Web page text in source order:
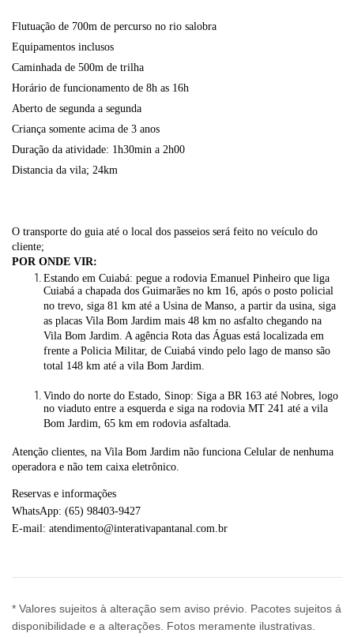
Flutuação de 700m de percurso no rio salobra
Equipamentos inclusos
Caminhada de 500m de trilha
Horário de funcionamento de 8h as 16h
Aberto de segunda a segunda
Criança somente acima de 3 anos
Duração da atividade: 1h30min a 2h00
Distancia da vila; 24km
O transporte do guia até o local dos passeios será feito no veículo do
cliente;
POR ONDE VIR:
Estando em Cuiabá: pegue a rodovia Emanuel Pinheiro que liga
Cuiabá a chapada dos Guimarães no km 16, após o posto policial
no trevo, siga 81 km até a Usina de Manso, a partir da usina, siga
as placas Vila Bom Jardim mais 48 km no asfalto chegando na
Vila Bom Jardim. A agência Rota das Águas está localizada em
frente a Policia Militar, de Cuiabá vindo pelo lago de manso são
total 148 km até a vila Bom Jardim.
Vindo do norte do Estado, Sinop: Siga a BR 163 até Nobres, logo
no viaduto entre a esquerda e siga na rodovia MT 241 até a vila
Bom Jardim, 65 km em rodovia asfaltada.
Atenção clientes, na Vila Bom Jardim não funciona Celular de nenhuma
operadora e não tem caixa eletrônico.
Reservas e informações
WhatsApp: (65) 98403-9427
E-mail: atendimento@interativapantanal.com.br
* Valores sujeitos à alteração sem aviso prévio. Pacotes sujeitos á
disponibilidade e a alterações. Fotos meramente ilustrativas.